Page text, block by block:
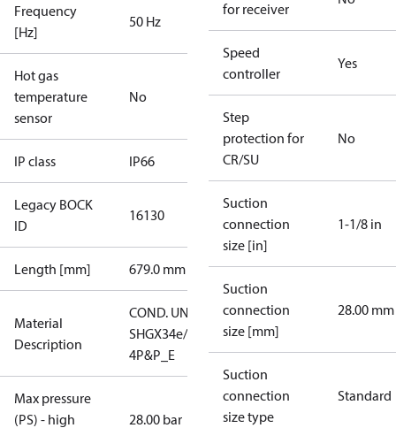
Frequency
[Hz]
50 Hz
Hot gas
temperature
sensor
No
IP class IP66
Legacy BOCK
ID
16130
Length [mm] 679.0 mm
Material
Description
COND. UNIT
SHGX34e/215-
4P&P_E
Max pressure
(PS) - high
28.00 bar
for receiver
Speed
controller
Yes
Step
protection for
CR/SU
No
Suction
connection
size [in]
1-1/8 in
Suction
connection
size [mm]
28.00 mm
Suction
connection
size type
Standard